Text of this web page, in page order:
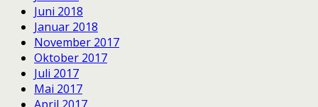
Juni 2018
Januar 2018
November 2017
Oktober 2017
Juli 2017
Mai 2017